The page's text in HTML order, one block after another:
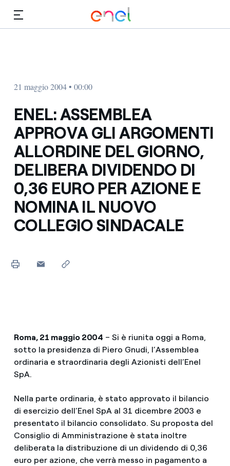
21 maggio 2004 • 00:00
ENEL: ASSEMBLEA
APPROVA GLI ARGOMENTI
ALLORDINE DEL GIORNO,
DELIBERA DIVIDENDO DI
0,36 EURO PER AZIONE E
NOMINA IL NUOVO
COLLEGIO SINDACALE
Roma, 21 maggio 2004 – Si è riunita oggi a Roma,
sotto la presidenza di Piero Gnudi, l’Assemblea
ordinaria e straordinaria degli Azionisti dell’Enel
SpA.
Nella parte ordinaria, è stato approvato il bilancio
di esercizio dell’Enel SpA al 31 dicembre 2003 e
presentato il bilancio consolidato. Su proposta del
Consiglio di Amministrazione è stata inoltre
deliberata la distribuzione di un dividendo di 0,36
euro per azione, che verrà messo in pagamento a